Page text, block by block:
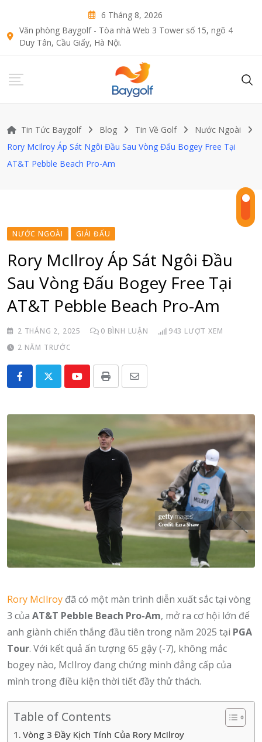
content
6 Tháng 8, 2026
Văn phòng Baygolf - Tòa nhà Web 3 Tower số 15, ngõ 4
Duy Tân, Cầu Giấy, Hà Nội.
Tin Tức Baygolf Blog Tin Về Golf
Nước Ngoài
Rory McIlroy Áp Sát Ngôi Đầu Sau Vòng Đấu Bogey Free Tại
AT&T Pebble Beach Pro-Am
NƯỚC NGOÀI GIẢI ĐẤU
Rory McIlroy Áp Sát Ngôi Đầu
Sau Vòng Đấu Bogey Free Tại
AT&T Pebble Beach Pro-Am
2 THÁNG 2, 2025 0 BÌNH LUẬN 943 LƯỢT XEM
2 NĂM TRƯỚC
YoutubePrint
Share
Email
Rory McIlroy đã có một màn trình diễn xuất sắc tại vòng
3 của AT&T Pebble Beach Pro-Am, mở ra cơ hội lớn để
anh giành chiến thắng đầu tiên trong năm 2025 tại PGA
Tour. Với kết quả ấn tượng 65 gậy (-7), không mắc
bogey nào, McIlroy đang chứng minh đẳng cấp của
mình trong điều kiện thời tiết đầy thử thách.
Table of Contents
Vòng 3 Đầy Kịch Tính Của Rory McIlroy